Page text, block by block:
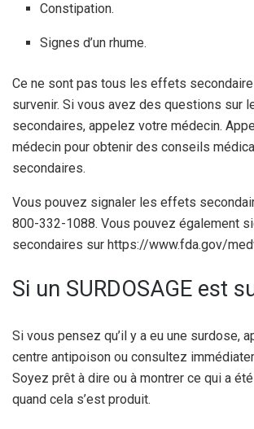
Constipation.
Signes d’un rhume.
Ce ne sont pas tous les effets
survenir. Si vous avez des questions sur
secondaires, appelez votre médecin.
médecin pour obtenir des conseils
secondaires.
Vous pouvez signaler les effets
800-332-1088. Vous pouvez également
secondaires sur https://www.fda.gov/
Si un SURDOSAGE est
Si vous pensez qu’il y a eu une surdose,
centre antipoison ou consultez
Soyez prêt à dire ou à montrer ce qui a
quand cela s’est produit.